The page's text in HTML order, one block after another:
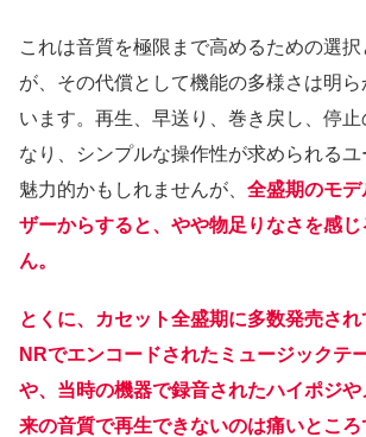
これは音質を極限まで高めるための選
が、その代償として機能の多様さは明
います。再生、早送り、巻き戻し、停止
なり、シンプルな操作性が求められる
魅力的かもしれませんが、 全盛期のモ
ザーからすると、やや物足りなさを感
ん。
とくに、カセット全盛期に多数発売さ
NRでエンコードされたミュージックテ
や、当時の機器で録音されたハイポジ
来の音質で再生できないのは痛いところ